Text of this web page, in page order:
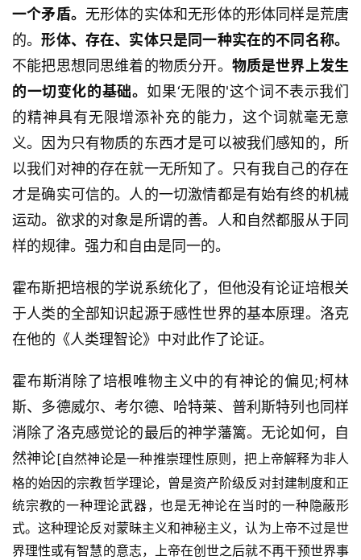
列
表
快
讯
更
页
面
一个矛盾。 无形体的实体和无形体的形体同样是荒唐
的。形体、存在、实体只是同一种实在的不同名称。
不能把思想同思维着的物质分开。 物质是世界上发生
的一切变化的基础。如果‘无限的'这个词不表示我们
的精神具有无限增添补充的能力，这个词就毫无意
义。因为只有物质的东西才是可以被我们感知的，所
以我们对神的存在就一无所知了。只有我自己的存在
才是确实可信的。人的一切激情都是有始有终的机械
运动。欲求的对象是所谓的善。人和自然都服从于同
样的规律。强力和自由是同一的。
霍布斯把培根的学说系统化了，但他没有论证培根关
于人类的全部知识起源于感性世界的基本原理。洛克
在他的《人类理智论》中对此作了论证。
霍布斯消除了培根唯物主义中的有神论的偏见;柯林
斯、多德威尔、考尔德、哈特莱、普利斯特列也同样
消除了洛克感觉论的最后的神学藩篱。无论如何，自
然神论[自然神论是一种推崇理性原则，把上帝解释为非人
格的始因的宗教哲学理论，曾是资产阶级反对封建制度和正
统宗教的一种理论武器，也是无神论在当时的一种隐蔽形
式。这种理论反对蒙昧主义和神秘主义，认为上帝不过是世
界理性或有智慧的意志，上帝在创世之后就不再干预世界事